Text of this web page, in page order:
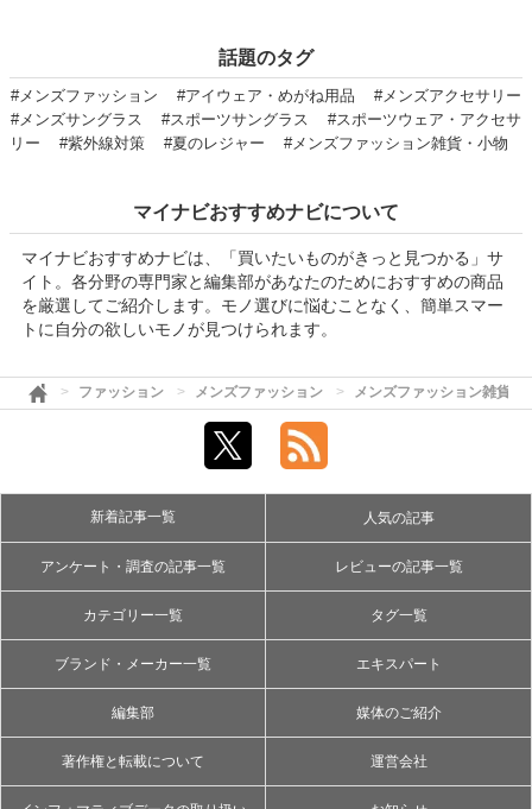
話題のタグ
#メンズファッション #アイウェア・めがね用品
#メンズアクセサリー
#メンズサングラス
#スポーツサングラス
#スポーツウェア・アクセサ
リー
#紫外線対策 #夏のレジャー #メンズファッション雑貨・小物
マイナビおすすめナビについて
マイナビおすすめナビは、「買いたいものがきっと見つかる」サ
イト。各分野の専門家と編集部があなたのためにおすすめの商品
を厳選してご紹介します。モノ選びに悩むことなく、簡単スマー
トに自分の欲しいモノが見つけられます。
ファッション メンズファッション メンズファッション雑貨・
新着記事一覧 人気の記事
アンケート・調査の記事一覧 レビューの記事一覧
カテゴリー一覧 タグ一覧
ブランド・メーカー一覧 エキスパート
編集部 媒体のご紹介
著作権と転載について 運営会社